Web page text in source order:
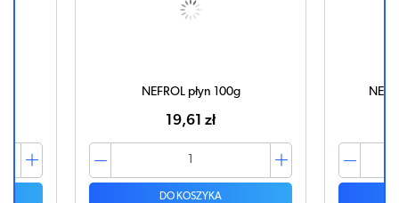
NEFROL płyn 100g
19,61 zł
DO KOSZYKA